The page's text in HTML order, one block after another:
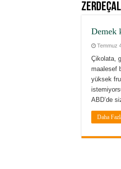
zerdeçal
Demek
Temmuz
Çikolata,
maalesef
yüksek
ABD’de
Daha